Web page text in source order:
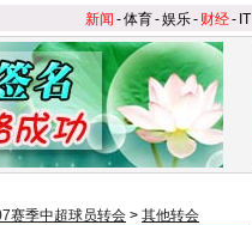
新闻 -体育-娱乐- 财经- IT
赛季中超球员转会 > 其他转会